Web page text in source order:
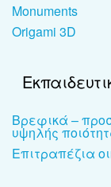
Monuments
Origami 3D
Βρεφικά –
υψηλής
Επιτραπέζια